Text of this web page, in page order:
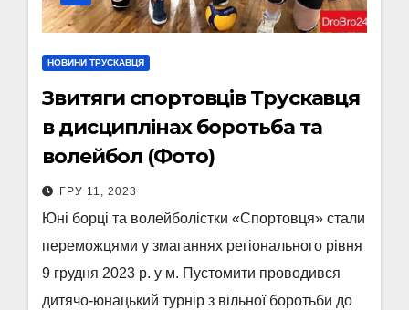
НОВИНИ ТРУСКАВЦЯ
Звитяги спортовців Трускавця
в дисциплінах боротьба та
волейбол (Фото)
ГРУ 11, 2023
Юні борці та волейболістки «Спортовця» стали
переможцями у змаганнях регіонального рівня
9 грудня 2023 р. у м. Пустомити проводився
дитячо-юнацький турнір з вільної боротьби до